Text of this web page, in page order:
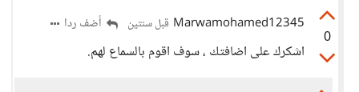
0
Marwamohamed12345 قبل سنتين أضف ردا
اشكرك على اضافتك ، سوف اقوم بالسماع لهم.